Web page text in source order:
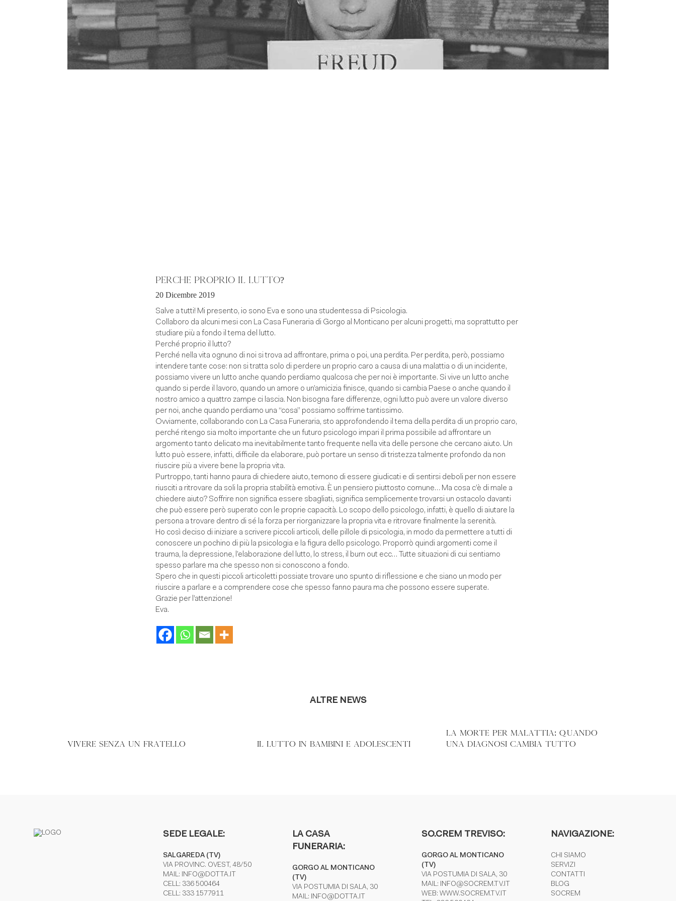
PERCHÉ PROPRIO IL LUTTO?
20 Dicembre 2019
Salve a tutti! Mi presento, io sono Eva e sono una studentessa di Psicologia.
Collaboro da alcuni mesi con La Casa Funeraria di Gorgo al Monticano per alcuni progetti, ma soprattutto per
studiare più a fondo il tema del lutto.
Perché proprio il lutto?
Perché nella vita ognuno di noi si trova ad affrontare, prima o poi, una perdita. Per perdita, però, possiamo
intendere tante cose: non si tratta solo di perdere un proprio caro a causa di una malattia o di un incidente,
possiamo vivere un lutto anche quando perdiamo qualcosa che per noi è importante. Si vive un lutto anche
quando si perde il lavoro, quando un amore o un’amicizia finisce, quando si cambia Paese o anche quando il
nostro amico a quattro zampe ci lascia. Non bisogna fare differenze, ogni lutto può avere un valore diverso
per noi, anche quando perdiamo una “cosa” possiamo soffrirne tantissimo.
Ovviamente, collaborando con La Casa Funeraria, sto approfondendo il tema della perdita di un proprio caro,
perché ritengo sia molto importante che un futuro psicologo impari il prima possibile ad affrontare un
argomento tanto delicato ma inevitabilmente tanto frequente nella vita delle persone che cercano aiuto. Un
lutto può essere, infatti, difficile da elaborare, può portare un senso di tristezza talmente profondo da non
riuscire più a vivere bene la propria vita.
Purtroppo, tanti hanno paura di chiedere aiuto, temono di essere giudicati e di sentirsi deboli per non essere
riusciti a ritrovare da soli la propria stabilità emotiva. È un pensiero piuttosto comune… Ma cosa c’è di male a
chiedere aiuto? Soffrire non significa essere sbagliati, significa semplicemente trovarsi un ostacolo davanti
che può essere però superato con le proprie capacità. Lo scopo dello psicologo, infatti, è quello di aiutare la
persona a trovare dentro di sé la forza per riorganizzare la propria vita e ritrovare finalmente la serenità.
Ho così deciso di iniziare a scrivere piccoli articoli, delle pillole di psicologia, in modo da permettere a tutti di
conoscere un pochino di più la psicologia e la figura dello psicologo. Proporrò quindi argomenti come il
trauma, la depressione, l’elaborazione del lutto, lo stress, il burn out ecc… Tutte situazioni di cui sentiamo
spesso parlare ma che spesso non si conoscono a fondo.
Spero che in questi piccoli articoletti possiate trovare uno spunto di riflessione e che siano un modo per
riuscire a parlare e a comprendere cose che spesso fanno paura ma che possono essere superate.
Grazie per l’attenzione!
Eva.
ALTRE NEWS
VIVERE SENZA UN FRATELLO IL LUTTO IN BAMBINI E ADOLESCENTI
LA MORTE PER MALATTIA: QUANDO
UNA DIAGNOSI CAMBIA TUTTO
SEDE LEGALE:
SALGAREDA (TV)
VIA PROVINC. OVEST, 48/50
MAIL: INFO@DOTTA.IT
CELL: 336 500464
CELL: 333 1577911
LA CASA
FUNERARIA:
GORGO AL MONTICANO
(TV)
VIA POSTUMIA DI SALA, 30
MAIL: INFO@DOTTA.IT
SO.CREM TREVISO:
GORGO AL MONTICANO
(TV)
VIA POSTUMIA DI SALA, 30
MAIL: INFO@SOCREM.TV.IT
WEB:WWW.SOCREM.TV.IT
NAVIGAZIONE:
CHI SIAMO
SERVIZI
CONTATTI
BLOG
SOCREM